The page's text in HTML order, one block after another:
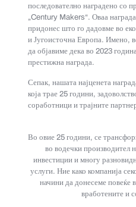
последователно наградено со
„Century Makers“. Оваа награда
придонес што го дадовме во
и Југоисточна Европа. Имено,
да објавиме дека во 2023
престижна награда.
Сепак, нашата најценета
која трае 25 години,
соработници и трајните
Во овие 25 години, се
во водечки производител
инвестиции и многу
услуги. Ние како компанија
начини да донесеме повеќе
вработените и